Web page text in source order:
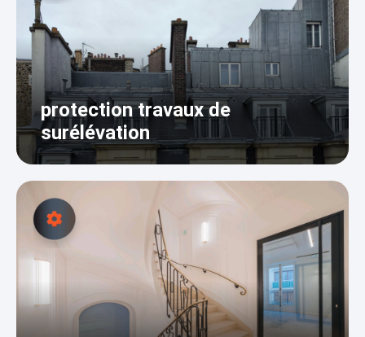
protection travaux de
surélévation